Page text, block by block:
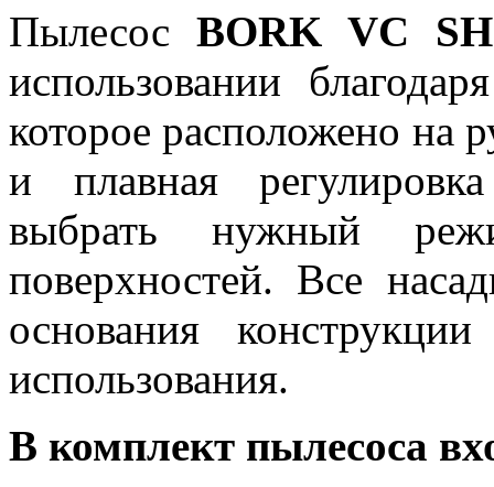
Пылесос BORK VC
использовании
которое расположено на
и плавная
выбрать нужный
поверхностей. Все
основания
использования.
В комплект пылесоса